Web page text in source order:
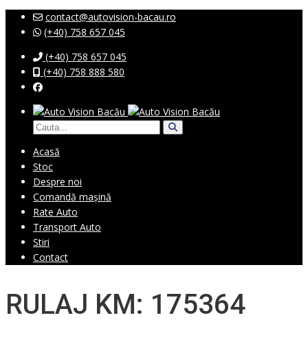
contact@autovision-bacau.ro
(+40) 758 657 045
(+40) 758 657 045
(+40) 758 888 580
Acasă
Stoc
Despre noi
Comandă mașină
Rate Auto
Transport Auto
Stiri
Contact
RULAJ KM: 175364